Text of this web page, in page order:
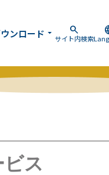
search
サイト内検索
ンロード arrow_drop_down
ス